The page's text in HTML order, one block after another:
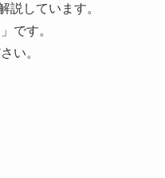
説しています。
です。
い。